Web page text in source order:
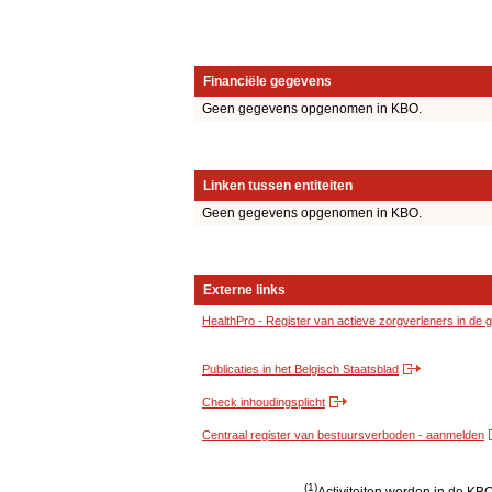
Financiële gegevens
Geen gegevens opgenomen in KBO.
Linken tussen entiteiten
Geen gegevens opgenomen in KBO.
Externe links
HealthPro - Register van actieve zorgverleners in de
Publicaties in het Belgisch Staatsblad
Check inhoudingsplicht
Centraal register van bestuursverboden - aanmelden
(1)